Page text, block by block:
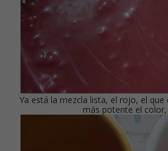
Ya está la mezcla lista, el rojo, el
más potente el